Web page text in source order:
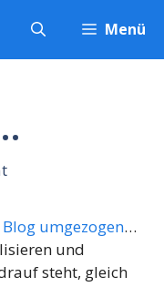
Menü
umgezogen…
und
steht, gleich